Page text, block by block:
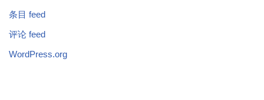
条目 feed
评论 feed
WordPress.org